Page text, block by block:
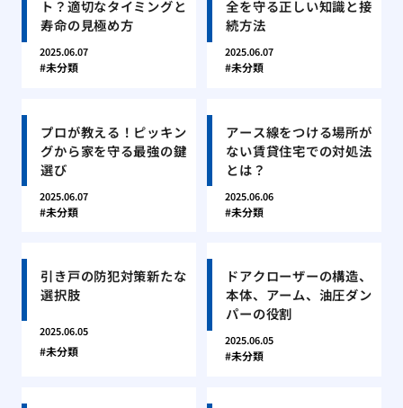
ト？適切なタイミングと
寿命の見極め方
2025.06.07
未分類
全を守る正しい知識と接
続方法
2025.06.07
未分類
プロが教える！ピッキン
グから家を守る最強の鍵
選び
2025.06.07
未分類
アース線をつける場所が
ない賃貸住宅での対処法
とは？
2025.06.06
未分類
引き戸の防犯対策新たな
選択肢
2025.06.05
未分類
ドアクローザーの構造、
本体、アーム、油圧ダン
パーの役割
2025.06.05
未分類